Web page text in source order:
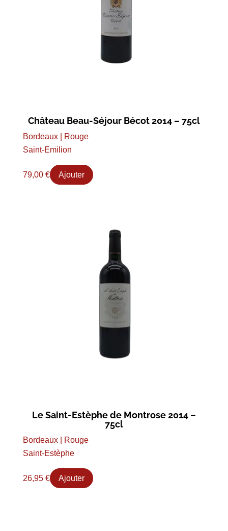
Château Beau-Séjour Bécot 2014 – 75cl
Bordeaux | Rouge
Saint-Emilion
79,00 € Ajouter
Le Saint-Estèphe de Montrose 2014 –
75cl
Bordeaux | Rouge
Saint-Estèphe
26,95 € Ajouter